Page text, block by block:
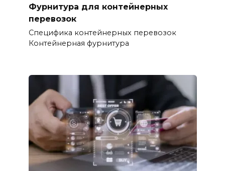
Фурнитура для контейнерных
перевозок
Специфика контейнерных перевозок
Контейнерная фурнитура